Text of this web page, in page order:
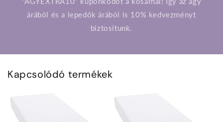
árából és a lepedők árából is 10% kedvezményt
biztosítunk.
Kapcsolódó termékek